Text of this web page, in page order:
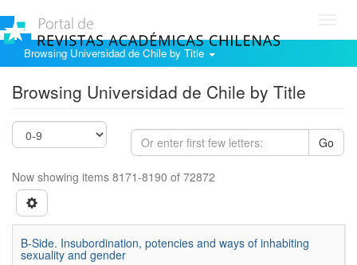
Browsing Universidad de Chile by Title
Browsing Universidad de Chile by Title
Go
Now showing items 8171-8190 of 72872
B-Side. Insubordination, potencies and ways of inhabiting
sexuality and gender